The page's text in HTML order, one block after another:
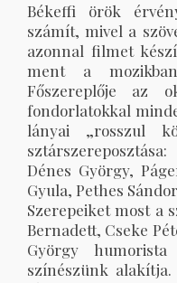
Békeffi örök
számít, mivel a
azonnal filmet
ment a
Főszereplője az
fondorlatokkal
lányai „rosszul
Dénes György,
Gyula, Pethes
Szerepeiket most a
Bernadett, Cseke
György
színészünk